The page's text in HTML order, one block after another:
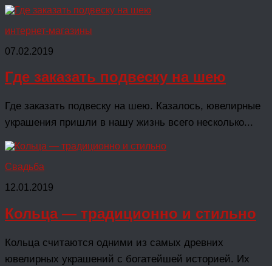
интернет-магазины
07.02.2019
Где заказать подвеску на шею
Где заказать подвеску на шею. Казалось, ювелирные
украшения пришли в нашу жизнь всего несколько...
Свадьба
12.01.2019
Кольца — традиционно и стильно
Кольца считаются одними из самых древних
ювелирных украшений с богатейшей историей. Их